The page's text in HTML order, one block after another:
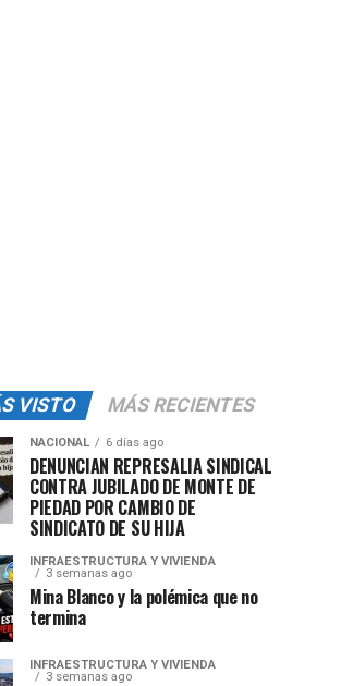
VISTO MÁS RECIENTES
NACIONAL 6 días ago
DENUNCIAN REPRESALIA SINDICAL
CONTRA JUBILADO DE MONTE DE
PIEDAD POR CAMBIO DE
SINDICATO DE SU HIJA
INFRAESTRUCTURA Y VIVIENDA
3 semanas ago
Mina Blanco y la polémica que no
termina
INFRAESTRUCTURA Y VIVIENDA
3 semanas ago